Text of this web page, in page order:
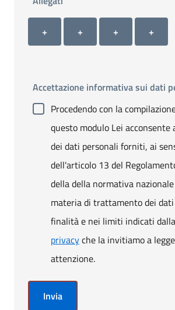
Allegato 1
+
Allegato 2
+
Allegato 3
+
Allegato 4
+
Accettazione informativa sui dati
Procedendo con la
questo modulo Lei
dei dati personali forniti, ai
dell'articolo 13 del
della della normativa
materia di trattamento dei
finalità e nei limiti indicati dalla
privacyche la invitiamo a
attenzione.
Invia